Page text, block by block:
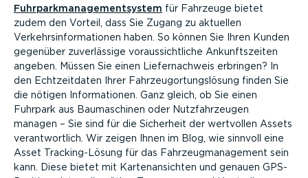
Fuhrparkmanagementsystem für Fahrzeuge bietet
zudem den Vorteil, dass Sie Zugang zu aktuellen
Verkehrsinformationen haben. So können Sie Ihren Kunden
gegenüber zuverlässige voraussichtliche Ankunftszeiten
angeben. Müssen Sie einen Liefernachweis erbringen? In
den Echtzeitdaten Ihrer Fahrzeugortungslösung finden Sie
die nötigen Informationen. Ganz gleich, ob Sie einen
Fuhrpark aus Baumaschinen oder Nutzfahrzeugen
managen – Sie sind für die Sicherheit der wertvollen Assets
verantwortlich. Wir zeigen Ihnen im Blog, wie sinnvoll eine
Asset Tracking-Lösung für das Fahrzeugmanagement sein
kann. Diese bietet mit Kartenansichten und genauen GPS-